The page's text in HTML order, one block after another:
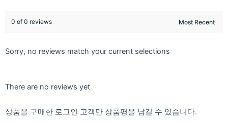
0 of 0 reviews
Sorry, no reviews match your current selections
There are no reviews yet
상품을 구매한 로그인 고객만 상품평을 남길 수 있습니다.